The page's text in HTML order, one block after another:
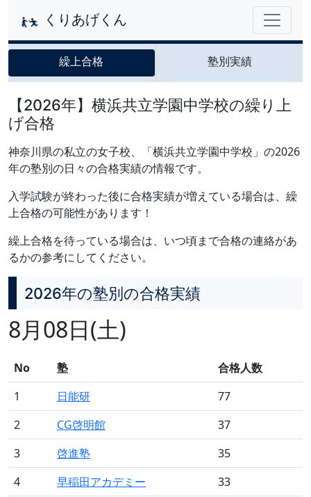
くりあげくん
繰上合格 塾別実績
【2026年】横浜共立学園中学校の繰り上
げ合格
神奈川県の私立の女子校、「横浜共立学園中学校」の2026
年の塾別の日々の合格実績の情報です。
入学試験が終わった後に合格実績が増えている場合は、繰
上合格の可能性があります！
繰上合格を待っている場合は、いつ頃まで合格の連絡があ
るかの参考にしてください。
2026年の塾別の合格実績
8月08日(土)
No 塾
合格人数
1
日能研
77
2
CG啓明館
37
3
啓進塾
35
4
早稲田アカデミー
33